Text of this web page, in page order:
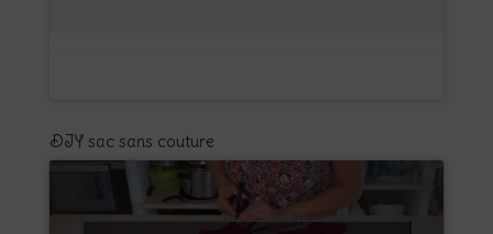
DIY sac sans couture